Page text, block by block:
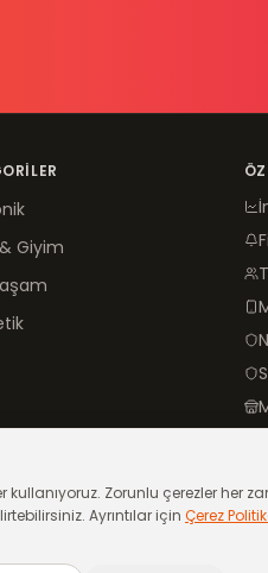
Giyim
kullanıyoruz. Zorunlu çerezler her
Ayrıntılar için Çerez